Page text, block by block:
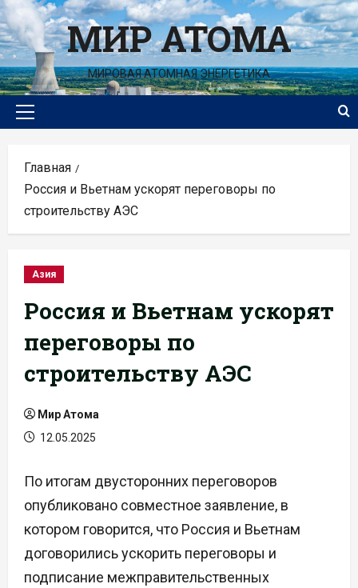
Перейти
к
содержимомуМИР АТОМА
МИРОВАЯ АТОМНАЯ ЭНЕРГЕТИКА
Основное
Главная
Россия и Вьетнам ускорят переговоры по
строительству АЭС
Азия
Россия и Вьетнам ускорят
переговоры по
строительству АЭС
Мир Атома
12.05.2025
По итогам двусторонних переговоров
опубликовано совместное заявление, в
котором говорится, что Россия и Вьетнам
договорились ускорить переговоры и
подписание межправительственных